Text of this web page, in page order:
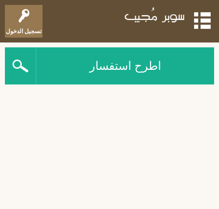
تسجيل الدخول
اطرح استفسار